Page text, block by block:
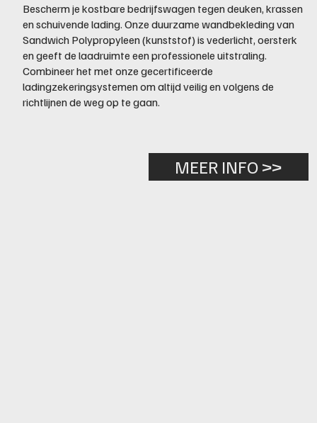
Bescherm je kostbare bedrijfswagen tegen deuken, krassen
en schuivende lading. Onze duurzame wandbekleding van
Sandwich Polypropyleen (kunststof) is vederlicht, oersterk
en geeft de laadruimte een professionele uitstraling.
Combineer het met onze gecertificeerde
ladingzekeringsystemen om altijd veilig en volgens de
richtlijnen de weg op te gaan.
MEER INFO >>